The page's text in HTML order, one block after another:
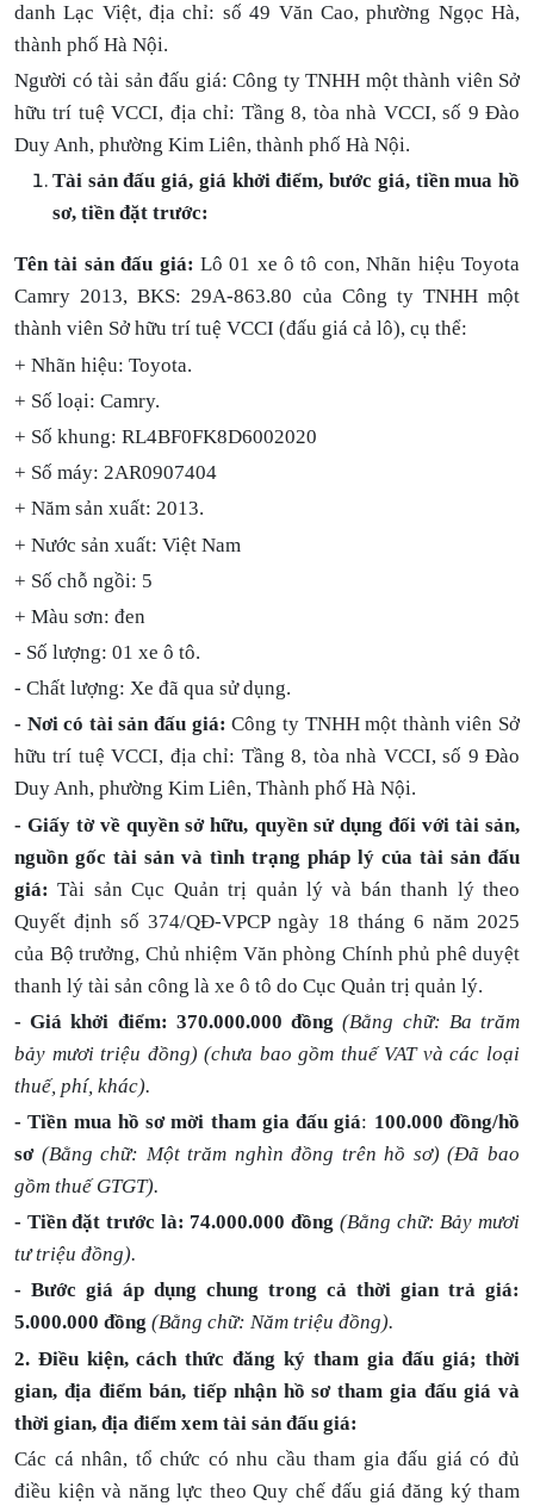
danh Lạc Việt, địa chỉ: số 49 Văn Cao, phường Ngọc Hà,
thành phố Hà Nội.
Người có tài sản đấu giá: Công ty TNHH một thành viên Sở
hữu trí tuệ VCCI, địa chỉ: Tầng 8, tòa nhà VCCI, số 9 Đào
Duy Anh, phường Kim Liên, thành phố Hà Nội.
Tài sản đấu giá, giá khởi điểm, bước giá, tiền mua hồ
sơ, tiền đặt trước:
Tên tài sản đấu giá: Lô 01 xe ô tô con, Nhãn hiệu Toyota
Camry 2013, BKS: 29A-863.80 của Công ty TNHH một
thành viên Sở hữu trí tuệ VCCI (đấu giá cả lô), cụ thể:
+ Nhãn hiệu: Toyota.
+ Số loại: Camry.
+ Số khung: RL4BF0FK8D6002020
+ Số máy: 2AR0907404
+ Năm sản xuất: 2013.
+ Nước sản xuất: Việt Nam
+ Số chỗ ngồi: 5
+ Màu sơn: đen
- Số lượng: 01 xe ô tô.
- Chất lượng: Xe đã qua sử dụng.
- Nơi có tài sản đấu giá: Công ty TNHH một thành viên Sở
hữu trí tuệ VCCI, địa chỉ: Tầng 8, tòa nhà VCCI, số 9 Đào
Duy Anh, phường Kim Liên, Thành phố Hà Nội.
- Giấy tờ về quyền sở hữu, quyền sử dụng đối với tài sản,
nguồn gốc tài sản và tình trạng pháp lý của tài sản đấu
giá:Tài sản Cục Quản trị quản lý và bán thanh lý theo
Quyết định số 374/QĐ-VPCP ngày 18 tháng 6 năm 2025
của Bộ trưởng, Chủ nhiệm Văn phòng Chính phủ phê duyệt
thanh lý tài sản công là xe ô tô do Cục Quản trị quản lý.
- Giá khởi điểm: 370.000.000 đồng(Bằng chữ: Ba trăm
bảy mươi triệu đồng) (chưa bao gồm thuế VAT và các loại
thuế, phí, khác).
- Tiền mua hồ sơ mời tham gia đấu giá: 100.000 đồng/hồ
sơ (Bằng chữ: Một trăm nghìn đồng trên hồ sơ) (Đã bao
gồm thuế GTGT).
- Tiền đặt trước là: 74.000.000 đồng (Bằng chữ: Bảy mươi
tư triệu đồng).
- Bước giá áp dụng chung trong cả thời gian trả giá:
5.000.000 đồng (Bằng chữ: Năm triệu đồng).
2. Điều kiện, cách thức đăng ký tham gia đấu giá; thời
gian, địa điểm bán, tiếp nhận hồ sơ tham gia đấu giá và
thời gian, địa điểm xem tài sản đấu giá:
Các cá nhân, tổ chức có nhu cầu tham gia đấu giá có đủ
điều kiện và năng lực theo Quy chế đấu giá đăng ký tham